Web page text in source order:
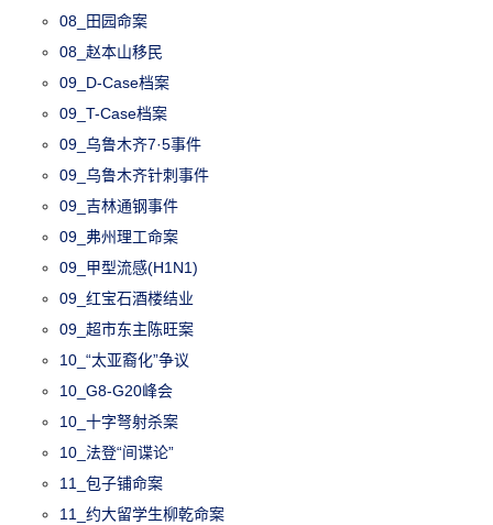
08_田园命案
08_赵本山移民
09_D-Case档案
09_T-Case档案
09_乌鲁木齐7·5事件
09_乌鲁木齐针刺事件
09_吉林通钢事件
09_弗州理工命案
09_甲型流感(H1N1)
09_红宝石酒楼结业
09_超市东主陈旺案
10_“太亚裔化”争议
10_G8-G20峰会
10_十字弩射杀案
10_法登“间谍论”
11_包子铺命案
11_约大留学生柳乾命案